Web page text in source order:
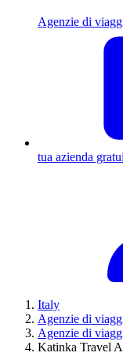
Agenzie di
tua azienda
Italy
Agenzie di
Agenzie di
Katinka Travel